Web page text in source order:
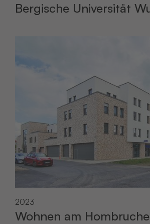
Bergische Universität
2023
Wohnen am